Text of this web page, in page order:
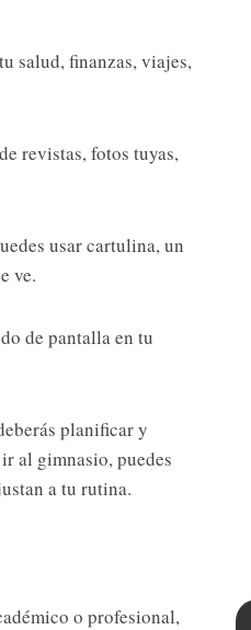
salud, finanzas, viajes,
revistas, fotos tuyas,
usar cartulina, un
ve.
de pantalla en tu
planificar y
al gimnasio, puedes
a tu rutina.
o profesional,